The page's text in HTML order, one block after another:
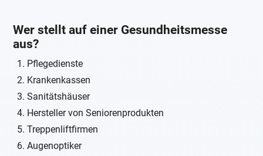
Wer stellt auf einer Gesundheitsmesse
aus?
Pflegedienste
Krankenkassen
Sanitätshäuser
Hersteller von Seniorenprodukten
Treppenliftfirmen
Augenoptiker